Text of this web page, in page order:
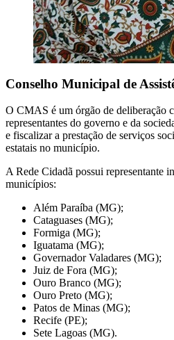
Conselho Municipal de
O CMAS é um órgão de deliberação
representantes do governo e da
e fiscalizar a prestação de serviços
estatais no município.
A Rede Cidadã possui representante
municípios:
Além Paraíba (MG);
Cataguases (MG);
Formiga (MG);
Iguatama (MG);
Governador Valadares (MG);
Juiz de Fora (MG);
Ouro Branco (MG);
Ouro Preto (MG);
Patos de Minas (MG);
Recife (PE);
Sete Lagoas (MG).